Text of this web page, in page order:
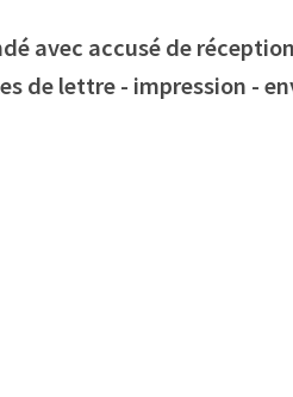
avec accusé de
de lettre - impression -